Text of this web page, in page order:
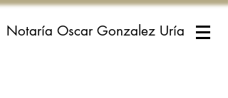
Notaría Oscar Gonzalez Uría